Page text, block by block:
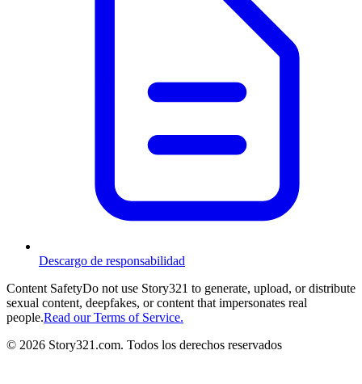
Descargo de responsabilidad
Content SafetyDo not use Story321 to generate, upload, or distribute
sexual content, deepfakes, or content that impersonates real
people.Read our Terms of Service.
© 2026 Story321.com. Todos los derechos reservados